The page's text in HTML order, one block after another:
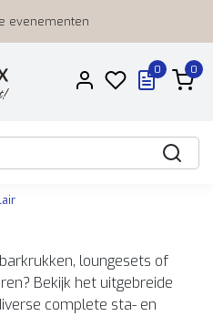
evenementen
0 0
loungesets of
Bekijk het uitgebreide
complete sta- en